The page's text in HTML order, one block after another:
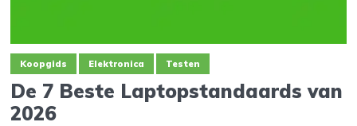
Koopgids Elektronica Testen
De 7 Beste Laptopstandaards van
2026